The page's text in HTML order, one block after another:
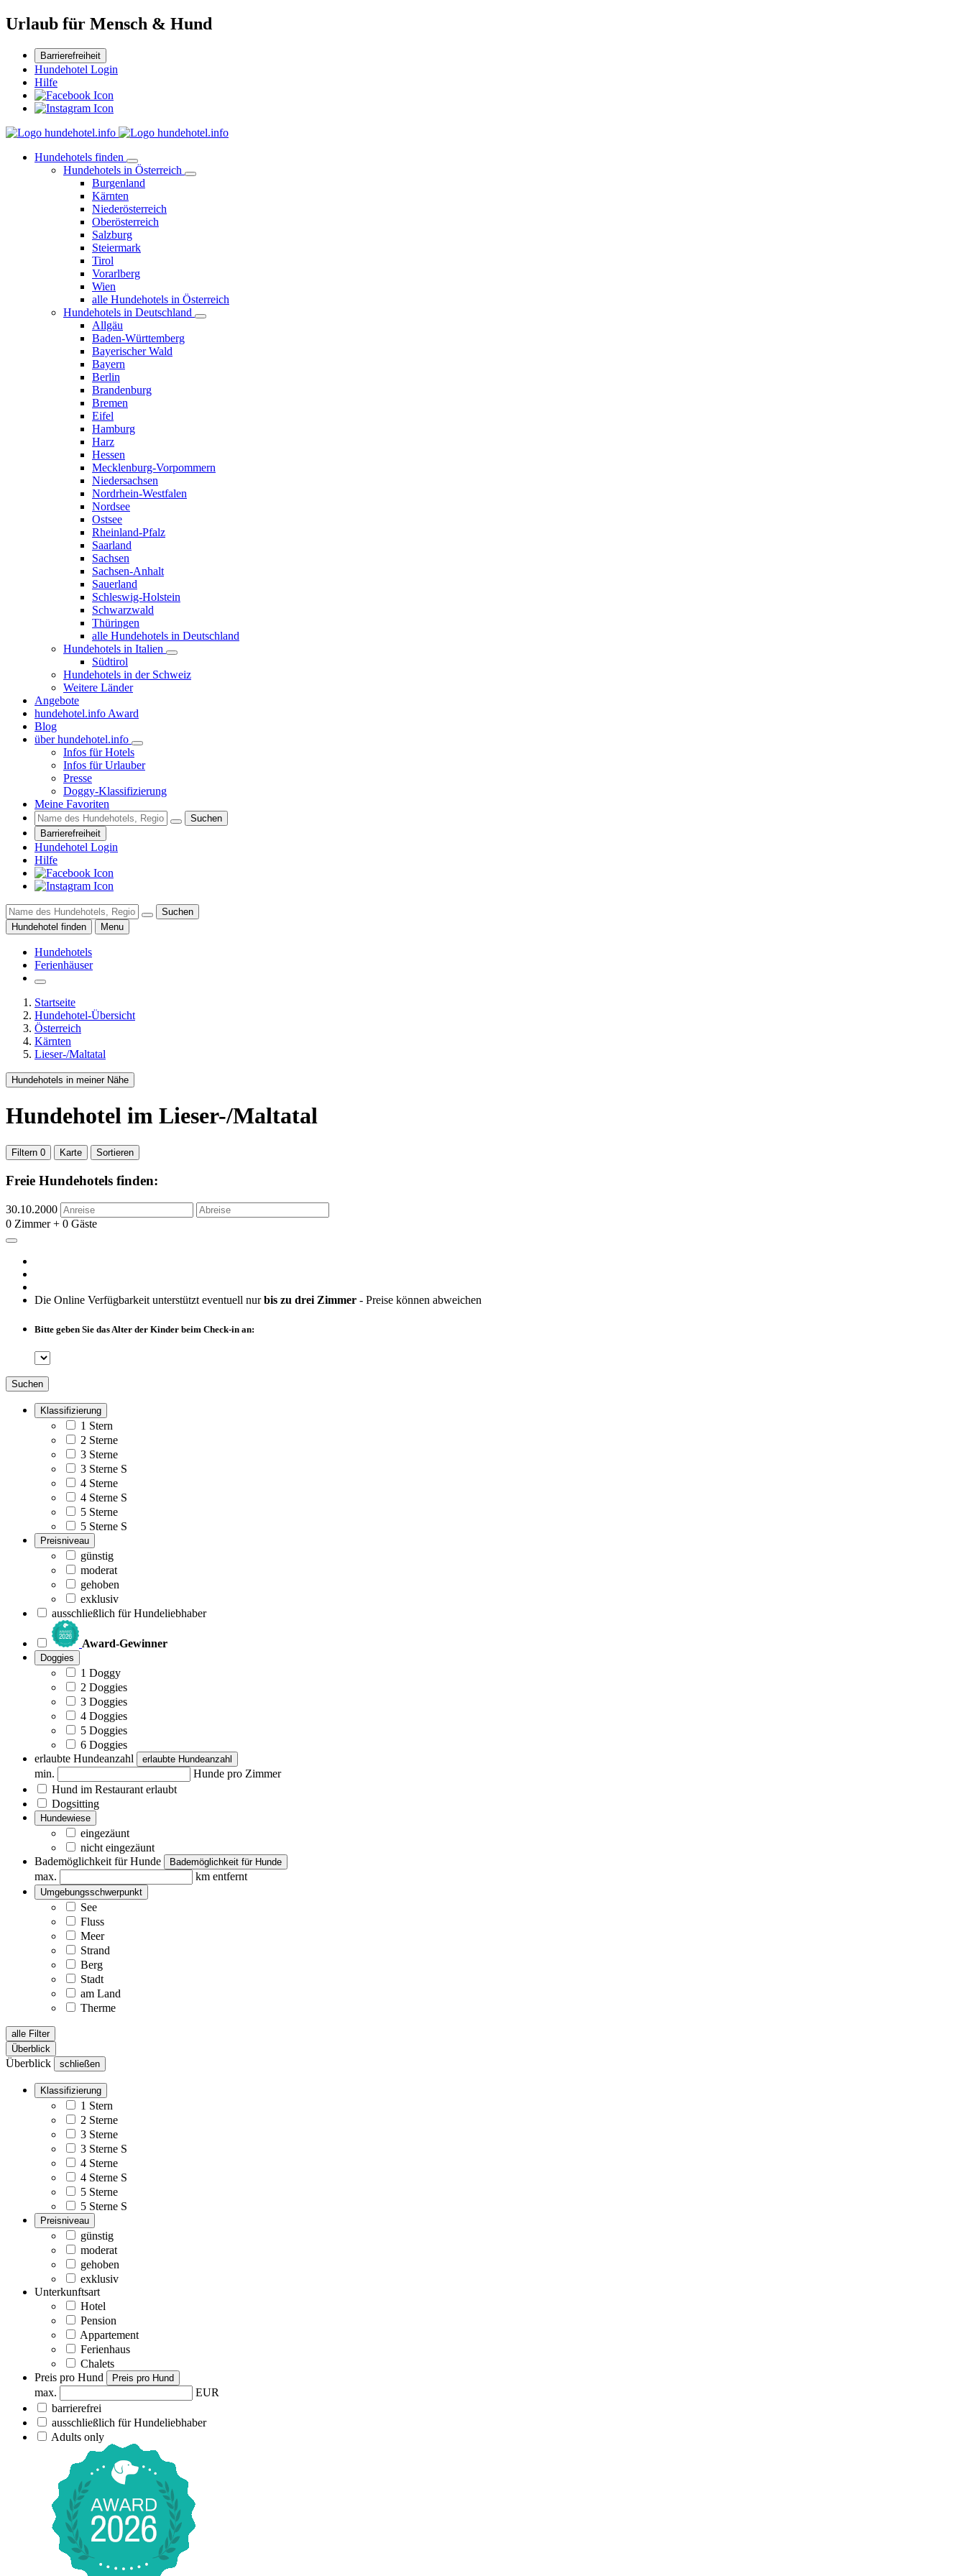
Urlaub für Mensch & Hund
Barrierefreiheit
Hundehotel Login
Hilfe
Hundehotels finden
Hundehotels in Österreich
Burgenland
Kärnten
Niederösterreich
Oberösterreich
Salzburg
Steiermark
Tirol
Vorarlberg
Wien
alle Hundehotels in Österreich
Hundehotels in Deutschland
Allgäu
Baden-Württemberg
Bayerischer Wald
Bayern
Berlin
Brandenburg
Bremen
Eifel
Hamburg
Harz
Hessen
Mecklenburg-Vorpommern
Niedersachsen
Nordrhein-Westfalen
Nordsee
Ostsee
Rheinland-Pfalz
Saarland
Sachsen
Sachsen-Anhalt
Sauerland
Schleswig-Holstein
Schwarzwald
Thüringen
alle Hundehotels in Deutschland
Hundehotels in Italien
Südtirol
Hundehotels in der Schweiz
Weitere Länder
Angebote
hundehotel.info Award
Blog
über hundehotel.info
Infos für Hotels
Infos für Urlauber
Presse
Doggy-Klassifizierung
Meine Favoriten
Suchen
Barrierefreiheit
Hundehotel Login
Hilfe
Suchen
Hundehotel finden
Menu
Hundehotels
Ferienhäuser
Startseite
Hundehotel-Übersicht
Österreich
Kärnten
Lieser-/Maltatal
Hundehotels in meiner Nähe
Hundehotel im Lieser-/Maltatal
Filtern 0 Karte Sortieren
Freie Hundehotels finden:
30.10.2000
0 Zimmer + 0 Gäste
Die Online Verfügbarkeit unterstützt eventuell nurbis zu drei Zimmer - Preise können abweichen
Bitte geben Sie das Alter der Kinder beim Check-in an:
Suchen
Klassifizierung
1 Stern
2 Sterne
3 Sterne
3 Sterne S
4 Sterne
4 Sterne S
5 Sterne
5 Sterne S
Preisniveau
günstig
moderat
gehoben
exklusiv
ausschließlich für Hundeliebhaber
Award-Gewinner
Doggies
1 Doggy
2 Doggies
3 Doggies
4 Doggies
5 Doggies
6 Doggies
erlaubte Hundeanzahl
erlaubte Hundeanzahl
min.
Hunde pro Zimmer
Hund im Restaurant erlaubt
Dogsitting
Hundewiese
eingezäunt
nicht eingezäunt
Bademöglichkeit für Hunde
Bademöglichkeit für Hunde
max. km entfernt
Umgebungsschwerpunkt
See
Fluss
Meer
Strand
Berg
Stadt
am Land
Therme
alle Filter
Überblick
Überblick schließen
Klassifizierung
1 Stern
2 Sterne
3 Sterne
3 Sterne S
4 Sterne
4 Sterne S
5 Sterne
5 Sterne S
Preisniveau
günstig
moderat
gehoben
exklusiv
Unterkunftsart
Hotel
Pension
Appartement
Ferienhaus
Chalets
Preis pro Hund
Preis pro Hund
max.
EUR
barrierefrei
ausschließlich für Hundeliebhaber
Adults only